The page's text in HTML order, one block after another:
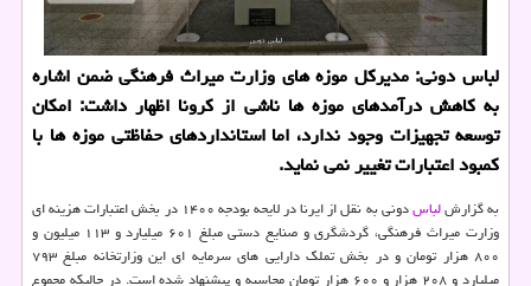
لباس دونی: مدیرکل موزه های وزارت میراث فرهنگی ضمن اشاره
به کاهش درآمدهای موزه ها ناشی از کرونا اظهار داشت: امکان
توسعه تجهیزات وجود ندارد، اما استانداردهای حفاظتی موزه ها با
کمبود اعتبارات تغییر نمی نماید.
به گزارشلباس
دونی به نقل از ایرنا در لایحه بودجه ۱۴۰۰ در بخش اعتبارات هزینه ای
وزارت میراث فرهنگی، گردشگری و صنایع دستی مبلغ ۶۰۱ میلیارد و ۱۱۳ میلیون و
۸۰۰ هزار تومان و در بخش تملک دارایی های سرمایه ای این وزارتخانه مبلغ ۷۹۳
میلیارد و ۲۰۸ هزار و ۶۰۰ هزار تومان محاسبه و پیشنهاد شده است. در حالیکه مجموع